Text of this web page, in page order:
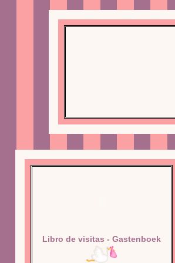
Libro de visitas - Gastenboek